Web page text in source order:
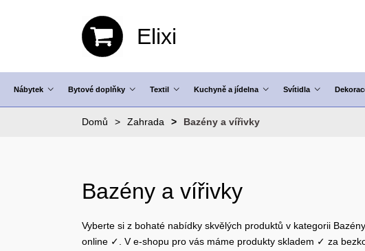
Elixi
Nábytek Bytové doplňky Textil Kuchyně a jídelna Svítidla
Domů Zahrada Bazény a vířivky
Bazény a vířivky
Vyberte si z bohaté nabídky skvělých produktů v kategorii
online ✓. V e-shopu pro vás máme produkty skladem ✓ za